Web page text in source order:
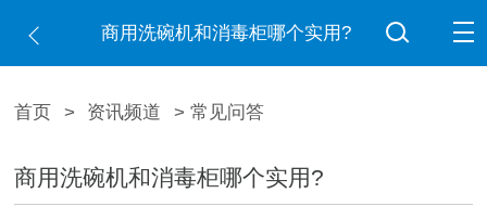
商用洗碗机和消毒柜哪个实用?
首页 > 资讯频道 > 常见问答
商用洗碗机和消毒柜哪个实用?